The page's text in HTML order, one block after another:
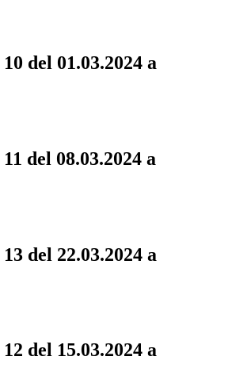
del 01.03.2024 a
del 08.03.2024 a
del 22.03.2024 a
del 15.03.2024 a